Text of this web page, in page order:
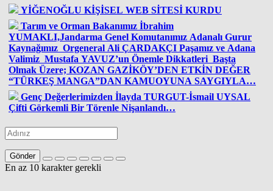
YİĞENOĞLU KİŞİSEL WEB SİTESİ KURDU
Tarım ve Orman Bakanımız İbrahim
YUMAKLI,Jandarma Genel Komutanımız Adanalı Gurur
Kaynağımız Orgeneral Ali ÇARDAKÇI Paşamız ve Adana
Valimiz Mustafa YAVUZ’un Önemle Dikkatleri Başta
Olmak Üzere; KOZAN GAZİKÖY’DEN ETKİN DEĞER
“TÜRKEŞ MANGA”DAN KAMUOYUNA SAYGIYLA…
Genç Değerlerimizden İlayda TURGUT-İsmail UYSAL
Çifti Görkemli Bir Törenle Nişanlandı…
Gönder
En az 10 karakter gerekli